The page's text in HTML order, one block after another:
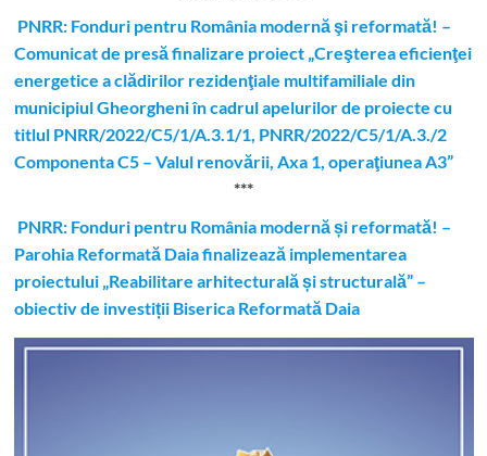
PNRR: Fonduri pentru România modernă şi reformată! –
Comunicat de presă finalizare proiect „Creşterea eficienţei
energetice a clădirilor rezidenţiale multifamiliale din
municipiul Gheorgheni în cadrul apelurilor de proiecte cu
titlul PNRR/2022/C5/1/A.3.1/1, PNRR/2022/C5/1/A.3./2
Componenta C5 – Valul renovării, Axa 1, operaţiunea A3”
***
PNRR: Fonduri pentru România modernă și reformată! –
Parohia Reformată Daia finalizează implementarea
proiectului „Reabilitare arhitecturală și structurală” –
obiectiv de investiții Biserica Reformată Daia